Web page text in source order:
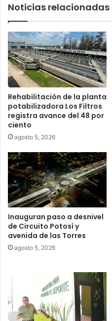
Noticias relacionadas
Rehabilitación de la planta
potabilizadora Los Filtros
registra avance del 48 por
ciento
agosto 5, 2026
Inauguran paso a desnivel
de Circuito Potosí y
avenida de las Torres
agosto 5, 2026